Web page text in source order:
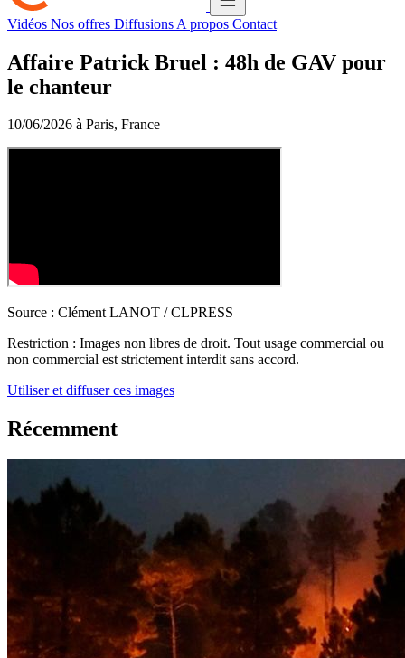
Vidéos Nos offres Diffusions A propos Contact
Affaire Patrick Bruel : 48h de GAV pour
le chanteur
10/06/2026 à Paris, France
Source : Clément LANOT / CLPRESS
Restriction : Images non libres de droit. Tout usage commercial ou
non commercial est strictement interdit sans accord.
Utiliser et diffuser ces images
Récemment